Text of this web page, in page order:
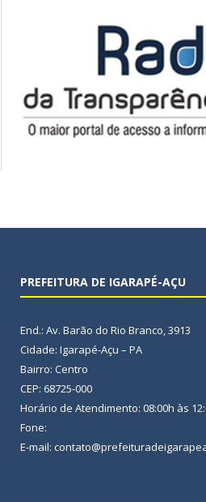
PREFEITURA DE IGARAPÉ-AÇU
End.: Av. Barão do Rio Branco, 3913
Cidade: Igarapé-Açu – PA
Bairro: Centro
CEP: 68725-000
Horário de Atendimento: 08:00h às
Fone:
E-mail: